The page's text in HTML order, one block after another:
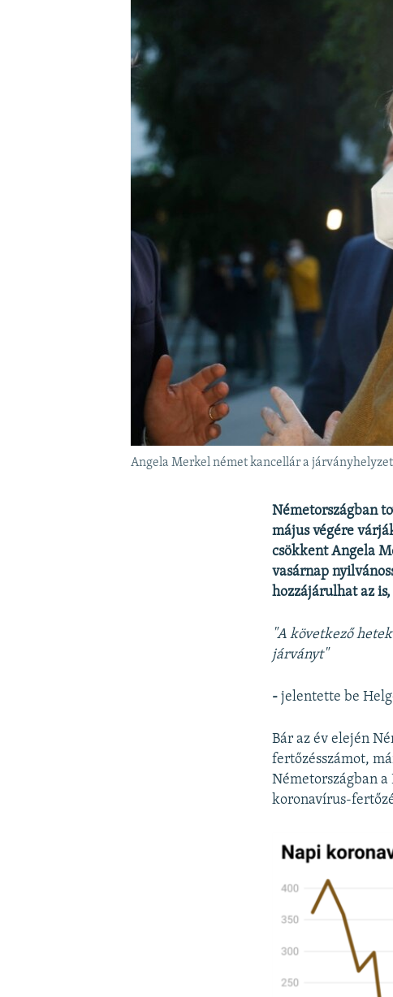
Angela Merkel német kancellár a
Németországban
május végére
csökkent Angela
vasárnap
hozzájárulhat az
"A következő
járványt"
-jelentette be
Bár az év elején
fertőzésszámot,
Németországban
koronavírus-